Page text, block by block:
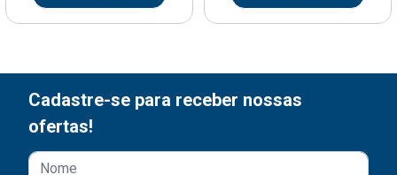
Cadastre-se para receber nossas
ofertas!